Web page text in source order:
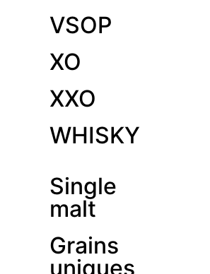
VSOP
XO
XXO
WHISKY
Single
malt
Grains
uniques